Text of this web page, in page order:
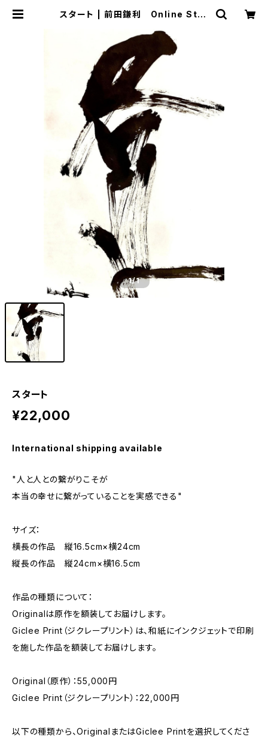
スタート | 前田鎌利 Online Stor
1/1
スタート
¥22,000
International shipping available
"人と人との繋がりこそが
本当の幸せに繋がっていることを実感できる"
サイズ：
横長の作品 縦16.5cm×横24cm
縦長の作品 縦24cm×横16.5cm
作品の種類について：
Originalは原作を額装してお届けします。
Giclee Print（ジクレープリント）は、和紙にインクジェットで印刷
を施した作品を額装してお届けします。
Original（原作）：55,000円
Giclee Print（ジクレープリント）：22,000円
以下の種類から、OriginalまたはGiclee Printを選択してくださ